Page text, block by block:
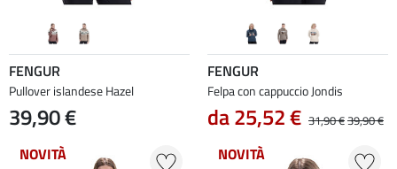
FENGUR
Pullover islandese Hazel
39,90 €
FENGUR
Felpa con cappuccio Jondis
da 25,52 € 31,90 €39,90 €
NOVITÀ NOVITÀ